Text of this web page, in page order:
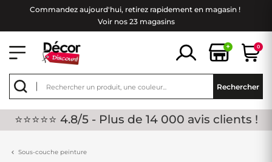
Commandez aujourd'hui, retirez rapidement en magasin !
Voir nos 23 magasins
+ 0
Rechercher
⭐⭐⭐⭐⭐ 4.8/5 - Plus de 14 000 avis clients !
Sous-couche peinture